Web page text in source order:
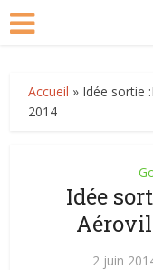
Accueil » Idée sortie
2014
Idée
2 juin